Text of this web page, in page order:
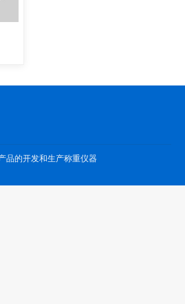
品的开发和生产称重仪器